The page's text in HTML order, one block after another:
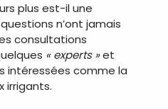
plus est-il une
n’ont jamais
consultations
« experts »et
intéressées comme la
irrigants.